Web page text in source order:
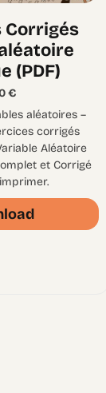
Corrigés
(PDF)
€
aléatoires –
corrigés
Aléatoire
et Corrigé